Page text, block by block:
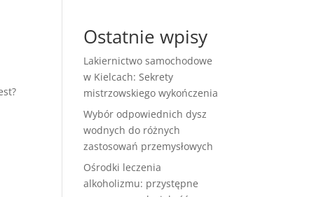
Ostatnie wpisy
Lakiernictwo samochodowe
w Kielcach: Sekrety
mistrzowskiego wykończenia
Wybór odpowiednich dysz
wodnych do różnych
zastosowań przemysłowych
Ośrodki leczenia
alkoholizmu: przystępne